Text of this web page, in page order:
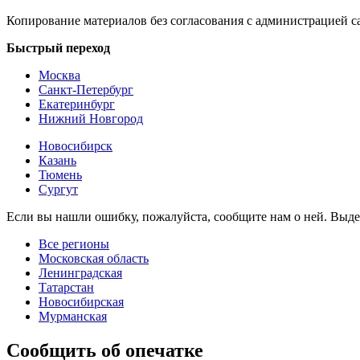
Копирование материалов без согласования с администрацией
Быстрый переход
Москва
Санкт-Петербург
Екатеринбург
Нижний Новгород
Новосибирск
Казань
Тюмень
Сургут
Если вы нашли ошибку, пожалуйста, сообщите нам о ней.
Все регионы
Московская область
Ленинградская
Татарстан
Новосибирская
Мурманская
Сообщить об опечатке